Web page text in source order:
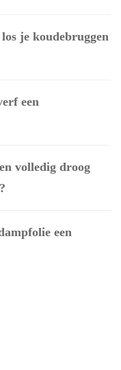
je koudebruggen
een
volledig droog
een